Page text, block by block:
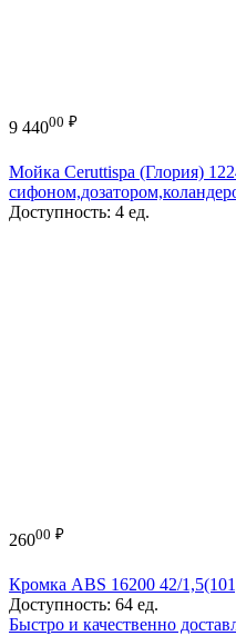
9 44000 ₽
Мойка Ceruttispa (Глория)
Доступность: 4 ед.
26000 ₽
Кромка ABS 16200 42/
Доступность: 64 ед.
Быстро и качественно